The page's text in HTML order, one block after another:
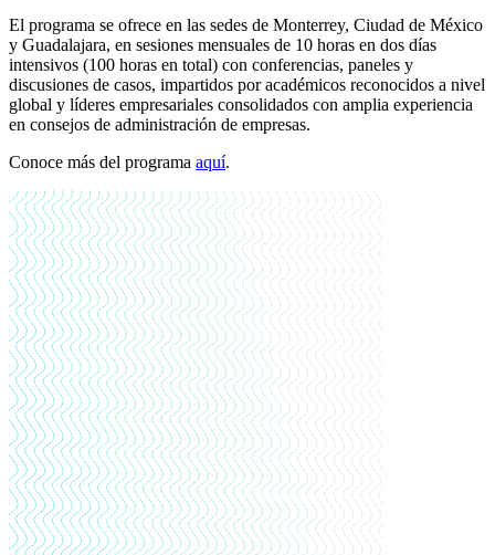
El programa se ofrece en las sedes de Monterrey, Ciudad de México
y Guadalajara, en sesiones mensuales de 10 horas en dos días
intensivos (100 horas en total) con conferencias, paneles y
discusiones de casos, impartidos por académicos reconocidos a nivel
global y líderes empresariales consolidados con amplia experiencia
en consejos de administración de empresas.
Conoce más del programa aquí.